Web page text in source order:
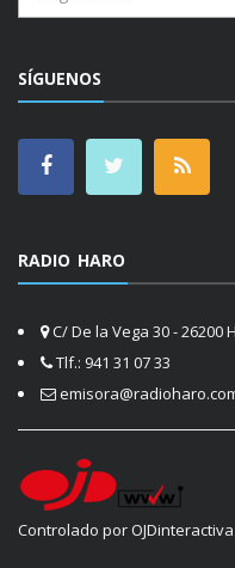
SÍGUENOS
RADIO HARO
C/ De la Vega 30 - 26200
Tlf.: 941 31 07 33
Controlado por OJDinteractiva